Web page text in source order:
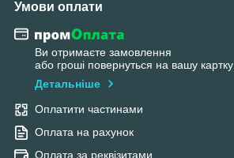
Умови оплати
Ви отримаєте замовлення
або гроші повернуться на вашу картку
Детальніше
Оплатити частинами
Оплата на рахунок
Оплата за реквізитами